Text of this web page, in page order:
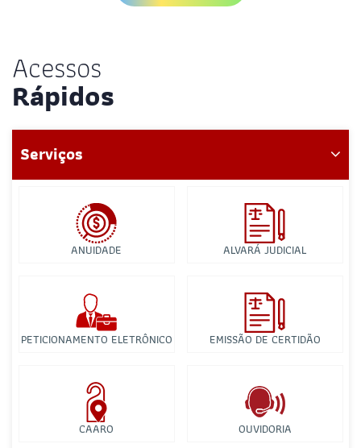
Acessos
Rápidos
Serviços
ANUIDADE ALVARÁ JUDICIAL
PETICIONAMENTO ELETRÔNICO EMISSÃO DE CERTIDÃO
CAARO OUVIDORIA